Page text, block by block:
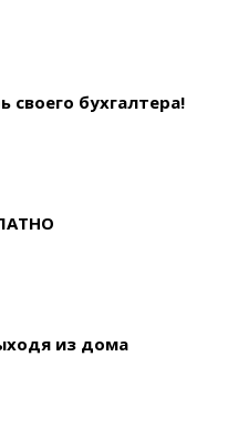
своего бухгалтера!
из дома